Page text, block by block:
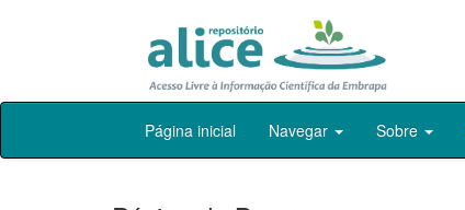
Skip
Página inicial Navegar Sobre